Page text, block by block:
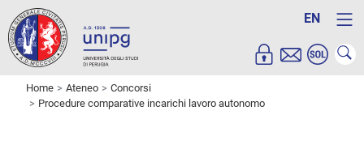
EN
Home Ateneo
Concorsi
Procedure comparative incarichi lavoro autonomo